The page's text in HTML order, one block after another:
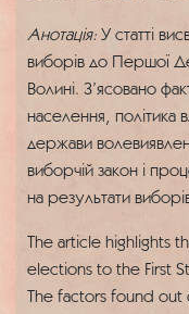
Анотація: У статті
виборів до Першої
Волині. З’ясовано
населення, політика
держави
виборчій закон і
на результати
The article highlights
elections to the First
The factors found